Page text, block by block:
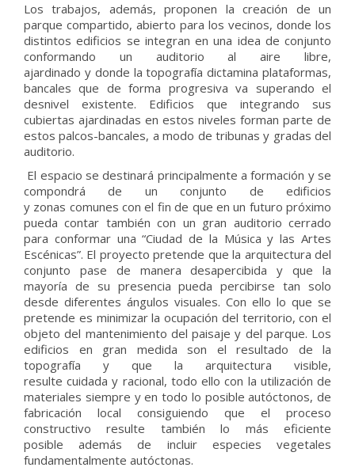
Los trabajos, además, proponen la creación de un
parque compartido, abierto para los vecinos, donde los
distintos edificios se integran en una idea de conjunto
conformando un auditorio al aire libre,
ajardinado y donde la topografía dictamina plataformas,
bancales que de forma progresiva va superando el
desnivel existente. Edificios que integrando sus
cubiertas ajardinadas en estos niveles forman parte de
estos palcos-bancales, a modo de tribunas y gradas del
auditorio.
El espacio se destinará principalmente a formación y se
compondrá de un conjunto de edificios
y zonas comunes con el fin de que en un futuro próximo
pueda contar también con un gran auditorio cerrado
para conformar una “Ciudad de la Música y las Artes
Escénicas”. El proyecto pretende que la arquitectura del
conjunto pase de manera desapercibida y que la
mayoría de su presencia pueda percibirse tan solo
desde diferentes ángulos visuales. Con ello lo que se
pretende es minimizar la ocupación del territorio, con el
objeto del mantenimiento del paisaje y del parque. Los
edificios en gran medida son el resultado de la
topografía y que la arquitectura visible,
resulte cuidada y racional, todo ello con la utilización de
materiales siempre y en todo lo posible autóctonos, de
fabricación local consiguiendo que el proceso
constructivo resulte también lo más eficiente
posible además de incluir especies vegetales
fundamentalmente autóctonas.